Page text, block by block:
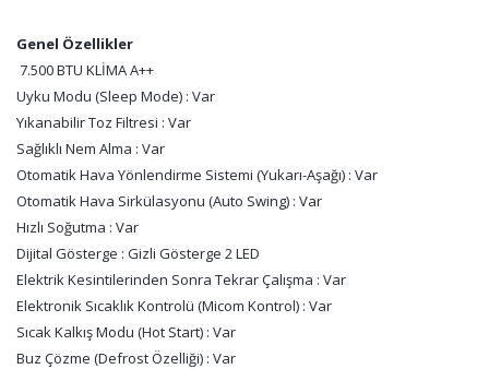
Genel Özellikler
7.500 BTU KLİMA A++
Uyku Modu (Sleep Mode) : Var
Yıkanabilir Toz Filtresi : Var
Sağlıklı Nem Alma : Var
Otomatik Hava Yönlendirme Sistemi (Yukarı-Aşağı) : Var
Otomatik Hava Sirkülasyonu (Auto Swing) : Var
Hızlı Soğutma : Var
Dijital Gösterge : Gizli Gösterge 2 LED
Elektrik Kesintilerinden Sonra Tekrar Çalışma : Var
Elektronik Sıcaklık Kontrolü (Micom Kontrol) : Var
Sıcak Kalkış Modu (Hot Start) : Var
Buz Çözme (Defrost Özelliği) : Var